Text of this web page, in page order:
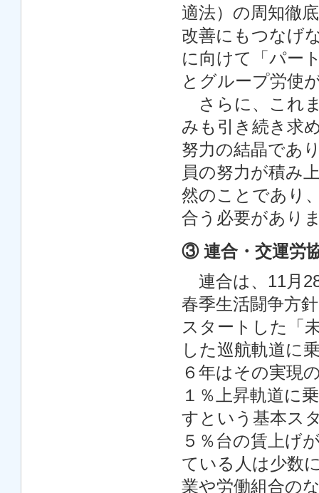
適法）の周知徹
改善にもつなげ
に向けて「パー
とグループ労使
さらに、これ
みも引き続き求
努力の結晶であ
員の努力が積み
然のことであり
合う必要があり
③ 連合・交運労
連合は、11月
春季生活闘争方
スタートした「
した巡航軌道に
６年はその実現
１％上昇軌道に
すという基本ス
５％台の賃上げ
ている人は少数
業や労働組合の